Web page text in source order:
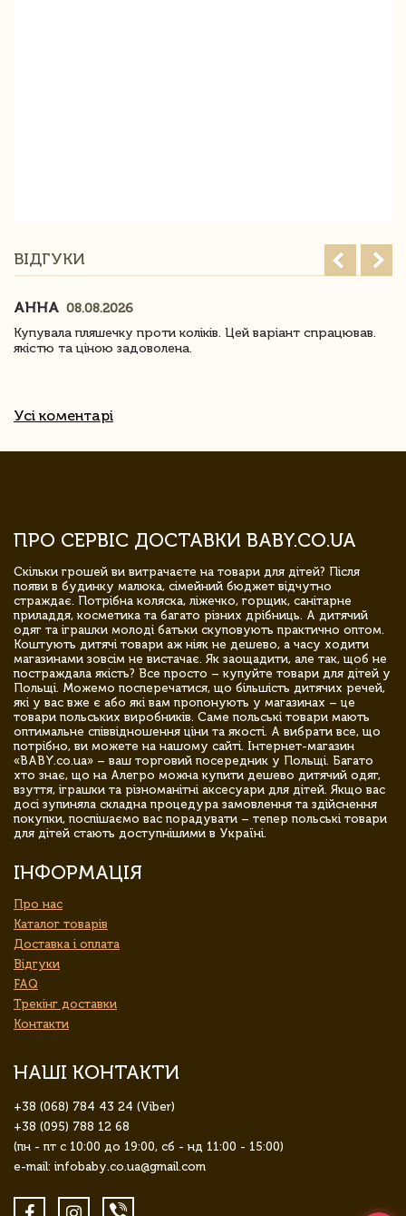
ВІДГУКИ
АННА 08.08.2026
Купувала пляшечку проти коліків. Цей варіант спрацював.
якістю та ціною задоволена.
Усі коментарі
ПРО СЕРВІС ДОСТАВКИ BABY.CO.UA
Скільки грошей ви витрачаєте на товари для дітей? Після
появи в будинку малюка, сімейний бюджет відчутно
страждає. Потрібна коляска, ліжечко, горщик, санітарне
приладдя, косметика та багато різних дрібниць. А дитячий
одяг та іграшки молоді батьки скуповують практично оптом.
Коштують дитячі товари аж ніяк не дешево, а часу ходити
магазинами зовсім не вистачає. Як заощадити, але так, щоб не
постраждала якість? Все просто – купуйте товари для дітей у
Польщі. Можемо посперечатися, що більшість дитячих речей,
які у вас вже є або які вам пропонують у магазинах – це
товари польських виробників. Саме польські товари мають
оптимальне співвідношення ціни та якості. А вибрати все, що
потрібно, ви можете на нашому сайті. Інтернет-магазин
«BABY.co.ua» – ваш торговий посередник у Польщі. Багато
хто знає, що на Алегро можна купити дешево дитячий одяг,
взуття, іграшки та різноманітні аксесуари для дітей. Якщо вас
досі зупиняла складна процедура замовлення та здійснення
покупки, поспішаємо вас порадувати – тепер польські товари
для дітей стають доступнішими в Україні.
ІНФОРМАЦІЯ
Про нас
Каталог товарів
Доставка і оплата
Відгуки
FAQ
Трекінг доставки
Контакти
НАШІ КОНТАКТИ
+38 (068) 784 43 24 (Viber)
+38 (095) 788 12 68
(пн - пт с 10:00 до 19:00, сб - нд 11:00 - 15:00)
e-mail: infobaby.co.ua@gmail.com